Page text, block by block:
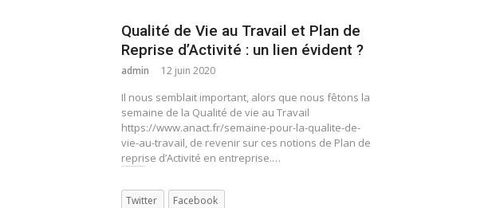
Qualité de Vie au Travail et Plan de
Reprise d’Activité : un lien évident ?
admin 12 juin 2020
Il nous semblait important, alors que nous fêtons la
semaine de la Qualité de vie au Travail
https://www.anact.fr/semaine-pour-la-qualite-de-
vie-au-travail, de revenir sur ces notions de Plan de
reprise d’Activité en entreprise.…
Twitter Facebook